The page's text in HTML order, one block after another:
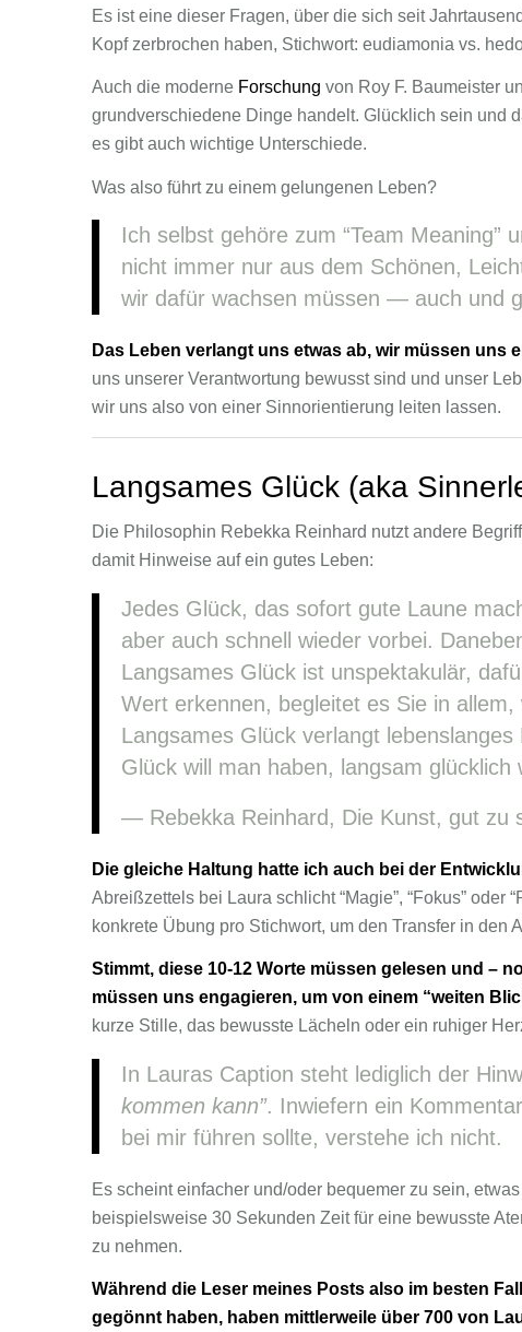
Es ist eine dieser Fragen, über die sich seit
Kopf zerbrochen haben, Stichwort: eudiamonia vs.
Auch die moderne Forschung von Roy F. Baumeister
grundverschiedene Dinge handelt. Glücklich sein und
es gibt auch wichtige Unterschiede.
Was also führt zu einem gelungenen Leben?
Ich selbst gehöre zum “Team Meaning”
nicht immer nur aus dem Schönen,
wir dafür wachsen müssen — auch und
Das Leben verlangt uns etwas ab, wir müssen uns
uns unserer Verantwortung bewusst sind und unser
wir uns also von einer Sinnorientierung leiten lassen.
Langsames Glück (aka
Die Philosophin Rebekka Reinhard nutzt andere
damit Hinweise auf ein gutes Leben:
Jedes Glück, das sofort gute Laune
aber auch schnell wieder vorbei.
Langsames Glück ist unspektakulär,
Wert erkennen, begleitet es Sie in
Langsames Glück verlangt
Glück will man haben, langsam glücklich
— Rebekka Reinhard, Die Kunst, gut zu
Die gleiche Haltung hatte ich auch bei der
Abreißzettels bei Laura schlicht “Magie”, “Fokus”
konkrete Übung pro Stichwort, um den Transfer in den
Stimmt, diese 10-12 Worte müssen gelesen und –
müssen uns engagieren, um von einem “weiten
kurze Stille, das bewusste Lächeln oder ein ruhiger
In Lauras Caption steht lediglich der
kommen kann”. Inwiefern ein
bei mir führen sollte, verstehe ich nicht.
Es scheint einfacher und/oder bequemer zu sein,
beispielsweise 30 Sekunden Zeit für eine bewusste
zu nehmen.
Während die Leser meines Posts also im besten
gegönnt haben, haben mittlerweile über 700 von